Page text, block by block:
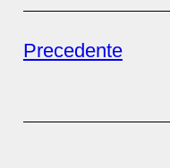
Precedente